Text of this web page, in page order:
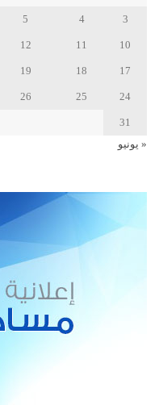
3
4
5
10
11
12
17
18
19
24
25
26
31
« يونيو